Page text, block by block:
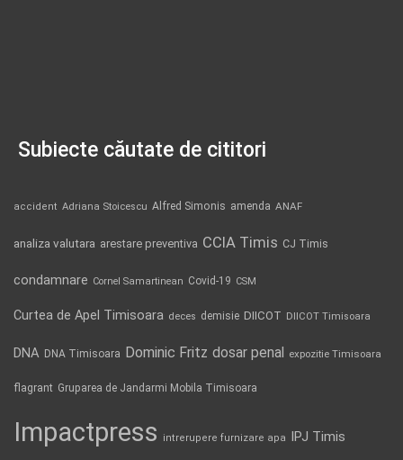
Subiecte căutate de cititori
accident Adriana Stoicescu Alfred Simonis amenda ANAF
analiza valutara arestare preventiva CCIA Timis CJ Timis
condamnare Cornel Samartinean Covid-19 CSM
Curtea de Apel Timisoara deces demisie DIICOT DIICOT Timisoara
DNA DNA Timisoara Dominic Fritz dosar penal expozitie Timisoara
flagrant Gruparea de Jandarmi Mobila Timisoara
Impactpress intrerupere furnizare apa IPJ Timis